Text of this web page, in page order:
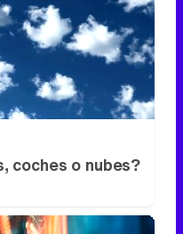
coches o nubes?